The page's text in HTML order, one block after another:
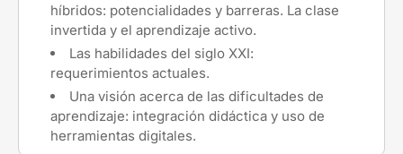
híbridos: potencialidades y barreras. La clase
invertida y el aprendizaje activo.
Las habilidades del siglo XXI:
requerimientos actuales.
Una visión acerca de las dificultades de
aprendizaje: integración didáctica y uso de
herramientas digitales.